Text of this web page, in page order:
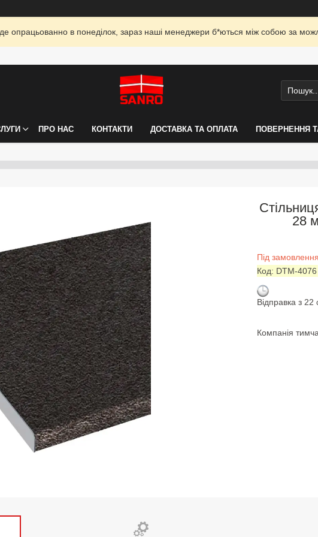
опрацьованно в понеділок, зараз наші менеджери б*ються між собою за
ПРО НАС КОНТАКТИ ДОСТАВКА ТА ОПЛАТА ПОВЕРНЕННЯ
28
Під замовлення
Код: DTM-4076
Відправка з
Компанія